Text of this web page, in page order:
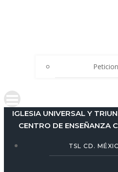
IGLESIA UNIVERSAL Y
CENTRO DE ENSEÑANZA
TSL CD.